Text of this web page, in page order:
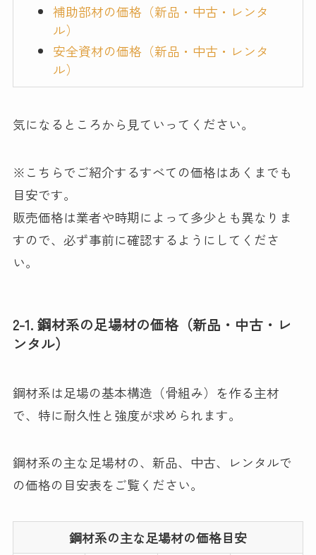
補助部材の価格（新品・中古・レンタ
ル）​​
安全資材の価格（新品・中古・レンタ
ル）
気になるところから見ていってください。
※こちらでご紹介するすべての価格はあくまでも
目安です。
販売価格は業者や時期によって多少とも異なりま
すので、必ず事前に確認するようにしてくださ
い。
2-1. 鋼材系の足場材の価格（新品・中古・レ
ンタル）
鋼材系は足場の基本構造（骨組み）を作る主材
で、特に耐久性と強度が求められます。
鋼材系の主な足場材の、新品、中古、レンタルで
の価格の目安表をご覧ください。
鋼材系の主な足場材の価格目安